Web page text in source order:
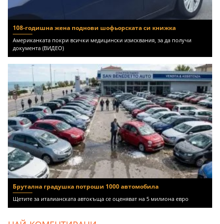
108-годишна жена поднови шофьорската си книжка
Американката покри всички медицински изисквания, за да получи
документа (ВИДЕО)
Брутална градушка потроши 1000 автомобила
Щетите за италианската автокъща се оценяват на 5 милиона евро